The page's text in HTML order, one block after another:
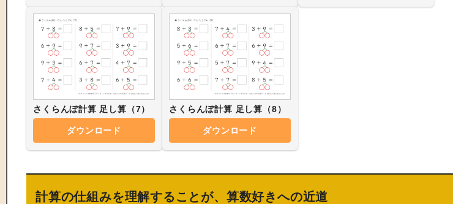
さくらんぼ計算 足し算（7）
ダウンロード
さくらんぼ計算 足し算（8）
ダウンロード
計算の仕組みを理解することが、算数好きへの近道